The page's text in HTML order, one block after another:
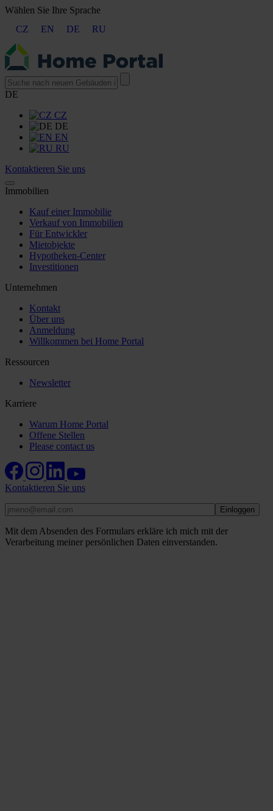
Wählen Sie Ihre Sprache
CZ
EN DE RU
DE
CZ
DE
EN
RU
Kontaktieren Sie uns
Immobilien
Kauf einer Immobilie
Verkauf von Immobilien
Für Entwickler
Mietobjekte
Hypotheken-Center
Investitionen
Unternehmen
Kontakt
Über uns
Anmeldung
Willkommen bei Home Portal
Ressourcen
Newsletter
Karriere
Warum Home Portal
Offene Stellen
Please contact us
Kontaktieren Sie uns
Mit dem Absenden des Formulars erkläre ich mich mit der
Verarbeitung meiner persönlichen Daten einverstanden.